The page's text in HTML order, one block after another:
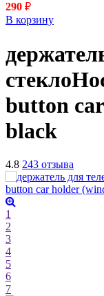
290 ₽
В корзину
стекло
button
black
4.8 243 отзыва
1
2
3
4
5
6
7